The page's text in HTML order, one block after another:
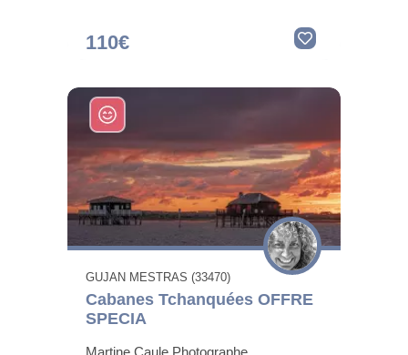
110€
GUJAN MESTRAS (33470)
Cabanes Tchanquées OFFRE
SPECIA
Martine Caule Photographe